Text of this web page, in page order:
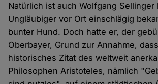
Natürlich ist auch Wolfgang Sellinger
Ungläubiger vor Ort einschlägig
bunter Hund. Doch hatte er, der
Oberbayer, Grund zur Annahme,
historisches Zitat des weltweit
Philosophen Aristoteles, nämlich